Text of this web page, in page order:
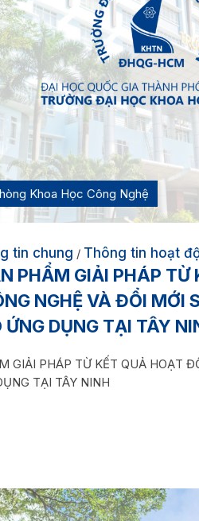
Khoa Học Công Nghệ
tin chung / Thông tin hoạt
PHẨM GIẢI PHÁP
NGHỆ VÀ ĐỔI MỚI
ỨNG DỤNG TẠI TÂY
GIẢI PHÁP TỪ KẾT QUẢ HOẠT
TẠI TÂY NINH